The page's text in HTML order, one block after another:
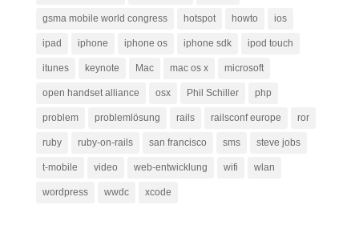
gsma mobile world congress hotspot howto ios
ipad iphone iphone os iphone sdk ipod touch
itunes keynote Mac mac os x microsoft
open handset alliance osx Phil Schiller php
problem problemlösung rails railsconf europe ror
ruby ruby-on-rails san francisco sms steve jobs
t-mobile video web-entwicklung wifi wlan
wordpress wwdc xcode